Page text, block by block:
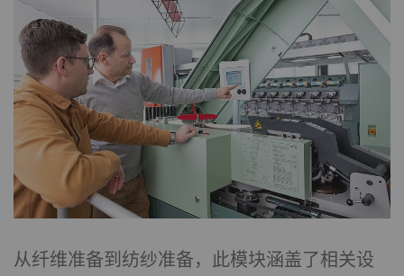
从纤维准备到纺纱准备，此模块涵盖了相关设